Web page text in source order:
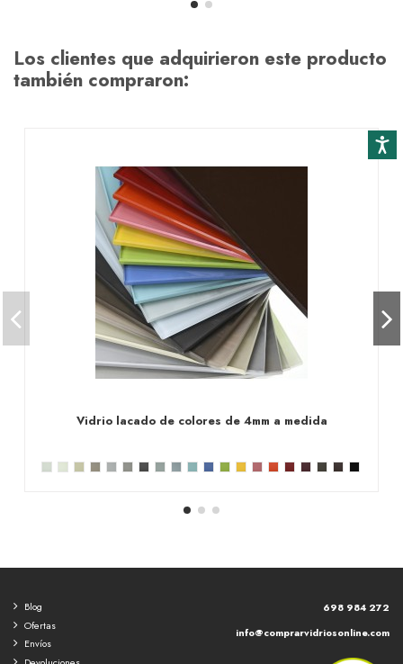
Los clientes que adquirieron este producto
también compraron:
Vidrio lacado de colores de 4mm a medida
Blog
Ofertas
Envíos
698 984 272
info@comprarvidriosonline.com